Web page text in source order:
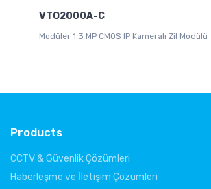
VTO2000A-C
Modüler 1.3 MP CMOS IP Kameralı Zil Modülü
Products
CCTV & Güvenlik Çözümleri
Haberleşme ve İletişim Çözümleri